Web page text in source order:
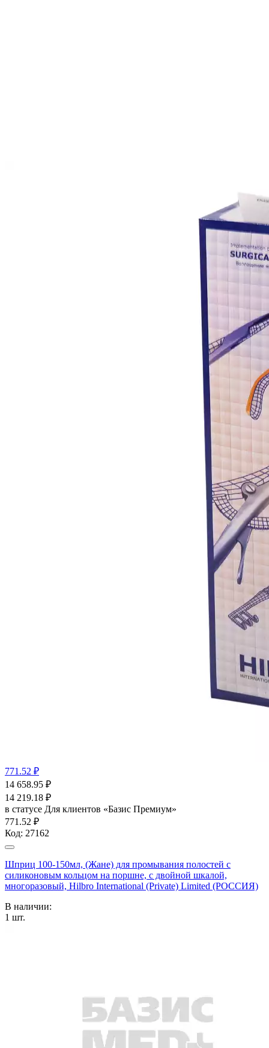
771.52 ₽
14 658.95 ₽
14 219.18 ₽
в статусе Для клиентов «Базис Премиум»
771.52 ₽
Код: 27162
Шприц 100-150мл, (Жане) для промывания полостей с
силиконовым кольцом на поршне, с двойной шкалой,
многоразовый, Hilbro International (Private) Limited (РОССИЯ)
В наличии:
1 шт.